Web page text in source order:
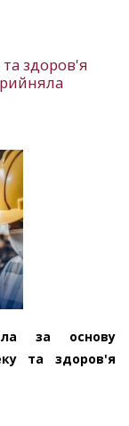
та здоров'я
за основу
та здоров'я